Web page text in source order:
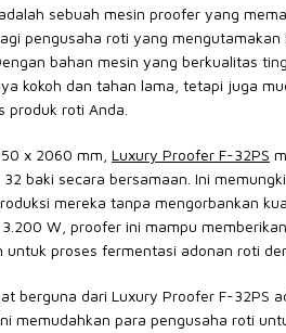
adalah sebuah mesin proofer yang
pengusaha roti yang
bahan mesin yang berkualitas
kokoh dan tahan lama, tetapi juga
produk roti Anda.
x 2060 mm, Luxury Proofer F-32PS
baki secara bersamaan. Ini
mereka tanpa mengorbankan
W, proofer ini mampu
proses fermentasi adonan roti
berguna dari Luxury Proofer F-32PS
memudahkan para pengusaha roti